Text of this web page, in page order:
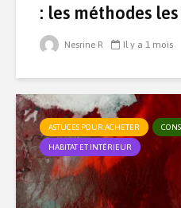
: les méthodes
Nesrine R Il y a 1 mois
ASTUCES POUR ACHETER
HABITAT ET INTÉRIEUR